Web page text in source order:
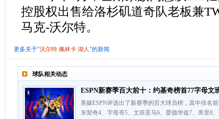
控股权出售给洛杉矶道奇队老板兼
马克-沃尔特。
更多关于"沃尔特 佩林卡 湖人"的新闻
球队相关动态
ESPN新赛季百大前十：约基奇榜首77字母文
美媒ESPN评选出了新赛季的百大球员榜，其中排名
东契奇4、字母哥5、文班亚马6、爱德华兹7、库里